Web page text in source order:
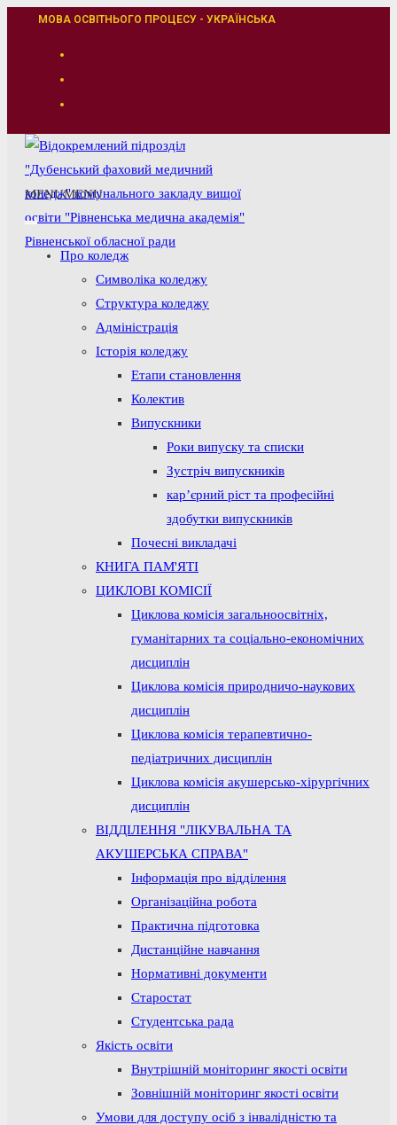
ПерейтиМОВА ОСВІТНЬОГО ПРОЦЕСУ - УКРАЇНСЬКА
MENUMENU
Про коледж
Символіка коледжу
Структура коледжу
Адміністрація
Історія коледжу
Етапи становлення
Колектив
Випускники
Роки випуску та списки
Зустріч випускників
кар’єрний ріст та професійні
здобутки випускників
Почесні викладачі
КНИГА ПАМ'ЯТІ
ЦИКЛОВІ КОМІСІЇ
Циклова комісія загальноосвітніх,
гуманітарних та соціально-економічних
дисциплін
Циклова комісія природничо-наукових
дисциплін
Циклова комісія терапевтично-
педіатричних дисциплін
Циклова комісія акушерсько-хірургічних
дисциплін
ВІДДІЛЕННЯ "ЛІКУВАЛЬНА ТА
АКУШЕРСЬКА СПРАВА"
Інформація про відділення
Організаційна робота
Практична підготовка
Дистанційне навчання
Нормативні документи
Старостат
Студентська рада
Якість освіти
Внутрішній моніторинг якості освіти
Зовнішній моніторинг якості освіти
Умови для доступу осіб з інвалідністю та